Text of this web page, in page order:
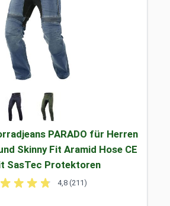
PARADO für Herren
Skinny Fit Aramid Hose CE
SasTec Protektoren
4,8 (211)